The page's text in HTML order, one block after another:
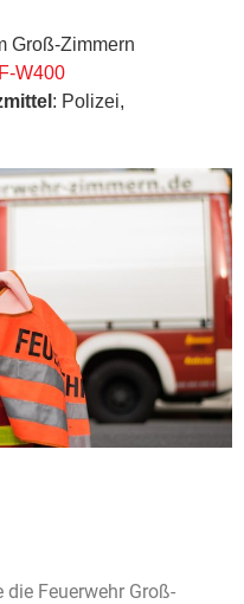
Groß-Zimmern
W400
: Polizei,
Feuerwehr Groß-